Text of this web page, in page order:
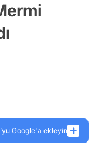
Google'a ekleyin